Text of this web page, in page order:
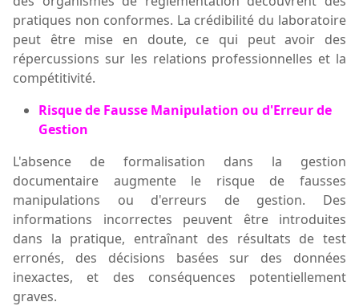
pratiques non conformes. La crédibilité du laboratoire
peut être mise en doute, ce qui peut avoir des
répercussions sur les relations professionnelles et la
compétitivité.
Risque de Fausse Manipulation ou d'Erreur de
Gestion
L'absence de formalisation dans la gestion
documentaire augmente le risque de fausses
manipulations ou d'erreurs de gestion. Des
informations incorrectes peuvent être introduites
dans la pratique, entraînant des résultats de test
erronés, des décisions basées sur des données
inexactes, et des conséquences potentiellement
graves.